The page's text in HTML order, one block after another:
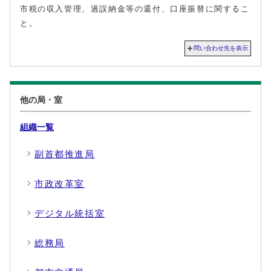
市税の収入管理、過誤納金等の還付、口座振替に関するこ
と。
問い合わせ先を表示
他の局・室
組織一覧
副首都推進局
市政改革室
デジタル統括室
総務局